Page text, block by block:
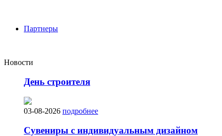
Партнеры
Новости
День строителя
03-08-2026 подробнее
Сувениры с индивидуальным дизайном